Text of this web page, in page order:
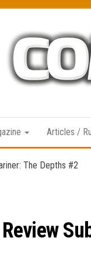
Articles /
The Depths #2